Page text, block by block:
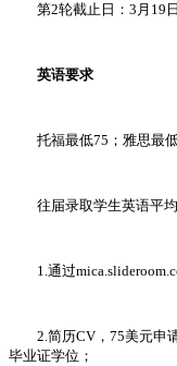
第2轮截止日：3月19日
英语要求
托福最低75；雅思最低
往届录取学生英语平均
1.通过
2.简历CV，75美元申请
毕业证学位；